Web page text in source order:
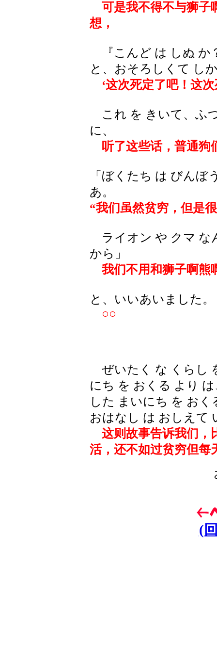
可是我不得不与狮子
想，
『こんど は しぬ か
と、おそろしくて し
‘这次死定了吧！这次
これ を きいて、ふ
に、
听了这些话，普通狗
「ぼくたち は びん
あ。
“我们虽然贫穷，但是
ライオン や クマ な
から」
我们不用和狮子啊熊
と、いいあいました。
○○
ぜいたく な くらし
にち を おくる より
した まいにち を お
おはなし は おしえて
这则故事告诉我们，
活，还不如过贫穷但每
(